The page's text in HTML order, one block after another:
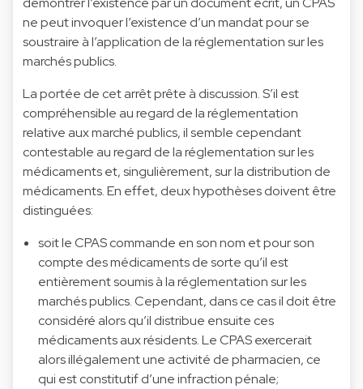
ne peut invoquer l’existence d’un mandat pour se
soustraire à l’application de la réglementation sur les
marchés publics.
La portée de cet arrêt prête à discussion. S’il est
compréhensible au regard de la réglementation
relative aux marché publics, il semble cependant
contestable au regard de la réglementation sur les
médicaments et, singulièrement, sur la distribution de
médicaments. En effet, deux hypothèses doivent être
distinguées:
soit le CPAS commande en son nom et pour son
compte des médicaments de sorte qu’il est
entièrement soumis à la réglementation sur les
marchés publics. Cependant, dans ce cas il doit être
considéré alors qu’il distribue ensuite ces
médicaments aux résidents. Le CPAS exercerait
alors illégalement une activité de pharmacien, ce
qui est constitutif d’une infraction pénale;